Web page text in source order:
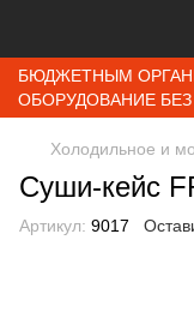
БЮДЖЕТНЫМ
ОБОРУДОВАНИЕ
Холодильное и
Суши-кейс
Артикул: 9017